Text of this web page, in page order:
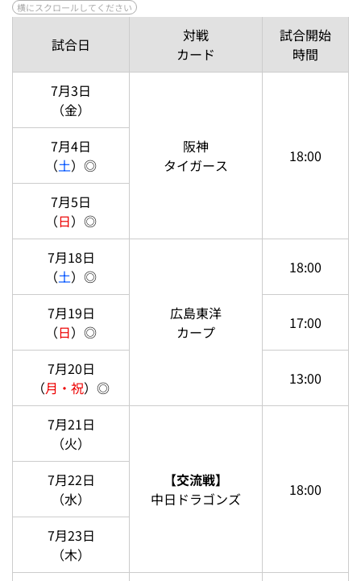
筑後ファンクラブ会員特典のご利用方法
5月17日（日 ）10:00～予定枚数終了または各試合日の前
日23:59まで
対象日
試合日
7月3日
（金）
阪神
タイガース
18:00
7月4日
（土）◎
7月5日
（ 日 ）◎
7月18日
土）◎
広島東洋
カープ
7月19日
日）◎ 17:00
7月20日
月・祝